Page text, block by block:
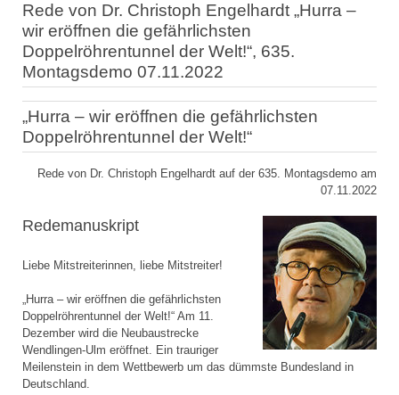
Rede von Dr. Christoph Engelhardt „Hurra –
wir eröffnen die gefährlichsten
Doppelröhrentunnel der Welt!“, 635.
Montagsdemo 07.11.2022
„Hurra – wir eröffnen die gefährlichsten
Doppelröhrentunnel der Welt!“
Rede von Dr. Christoph Engelhardt auf der 635. Montagsdemo am
07.11.2022
Redemanuskript
Liebe Mitstreiterinnen, liebe Mitstreiter!
„Hurra – wir eröffnen die gefährlichsten
Doppelröhrentunnel der Welt!“ Am 11.
Dezember wird die Neubaustrecke
Wendlingen-Ulm eröffnet. Ein trauriger
Meilenstein in dem Wettbewerb um das dümmste Bundesland in
Deutschland.